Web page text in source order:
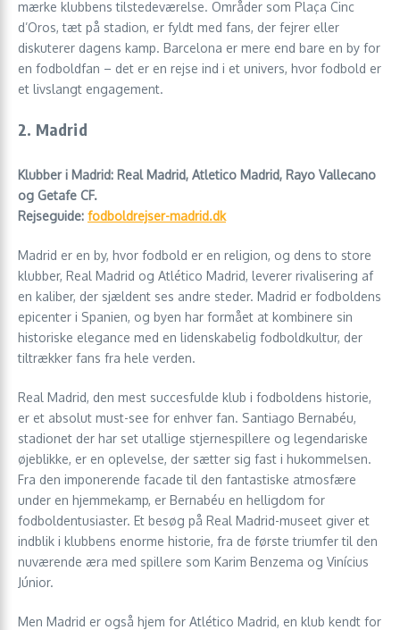
mærke klubbens tilstedeværelse. Områder som Plaça Cinc
d’Oros, tæt på stadion, er fyldt med fans, der fejrer eller
diskuterer dagens kamp. Barcelona er mere end bare en by for
en fodboldfan – det er en rejse ind i et univers, hvor fodbold er
et livslangt engagement.
2. Madrid
Klubber i Madrid: Real Madrid, Atletico Madrid, Rayo Vallecano
og Getafe CF.
Rejseguide: fodboldrejser-madrid.dk
Madrid er en by, hvor fodbold er en religion, og dens to store
klubber, Real Madrid og Atlético Madrid, leverer rivalisering af
en kaliber, der sjældent ses andre steder. Madrid er fodboldens
epicenter i Spanien, og byen har formået at kombinere sin
historiske elegance med en lidenskabelig fodboldkultur, der
tiltrækker fans fra hele verden.
Real Madrid, den mest succesfulde klub i fodboldens historie,
er et absolut must-see for enhver fan. Santiago Bernabéu,
stadionet der har set utallige stjernespillere og legendariske
øjeblikke, er en oplevelse, der sætter sig fast i hukommelsen.
Fra den imponerende facade til den fantastiske atmosfære
under en hjemmekamp, er Bernabéu en helligdom for
fodboldentusiaster. Et besøg på Real Madrid-museet giver et
indblik i klubbens enorme historie, fra de første triumfer til den
nuværende æra med spillere som Karim Benzema og Vinícius
Júnior.
Men Madrid er også hjem for Atlético Madrid, en klub kendt for